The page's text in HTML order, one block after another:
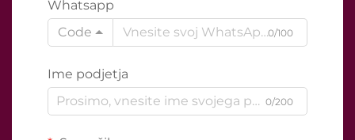
Whatsapp
Code
0/100
Ime podjetja
0/200